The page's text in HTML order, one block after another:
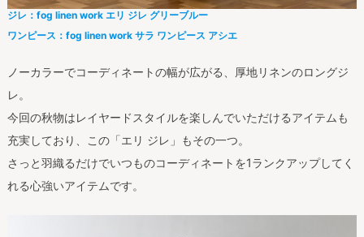
ジレ：fog linen work エリ ジレ グリーブルー
ワンピース：fog linen work サラ ワンピース アシエ
ノーカラーでコーディネートの幅が広がる、厚地リネンのロングジ
レ。
今回の秋物はレイヤードスタイルを楽しんでいただけるアイテムも
充実しており、この「エリ ジレ」もその一つ。
さっと羽織るだけでいつものコーディネートを1ランクアップしてく
れる心強いアイテムです。